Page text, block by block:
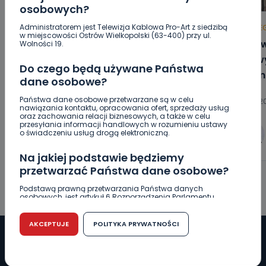
osobowych?
Administratorem jest Telewizja Kablowa Pro-Art z siedzibą
w miejscowości Ostrów Wielkopolski (63-400) przy ul.
Wolności 19.
Do czego będą używane Państwa
dane osobowe?
Państwa dane osobowe przetwarzane są w celu
nawiązania kontaktu, opracowania ofert, sprzedaży usług
oraz zachowania relacji biznesowych, a także w celu
przesyłania informacji handlowych w rozumieniu ustawy
o świadczeniu usług drogą elektroniczną.
Na jakiej podstawie będziemy
przetwarzać Państwa dane osobowe?
Podstawą prawną przetwarzania Państwa danych
osobowych, jest artykuł 6 Rozporządzenia Parlamentu
r. w sprawie ochrony osób fizycznych w związku z
przetwarzaniem danych osobowych w sprawie
swobodnego przepływu takich danych oraz uchylenia
dyrektywy 95/46/WE (RODO).
AKCEPTUJE POLITYKA PRYWATNOŚCI
HOT REGION WIADOMOŚCI
Za miesiąc Narodowe Czytanie. W
07.08.2026 10:51
Sebastian Matyszczak